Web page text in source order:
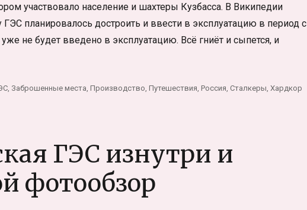
участвовало население и шахтеры Кузбасса. В Википедии
планировалось достроить и ввести в эксплуатацию в период с
не будет введено в эксплуатацию. Всё гниёт и сыпется, и
Крапивинская ГЭС»
Заброшенные места Производство Путешествия Россия Сталкеры Хардкор
ГЭС изнутри и
фотообзор